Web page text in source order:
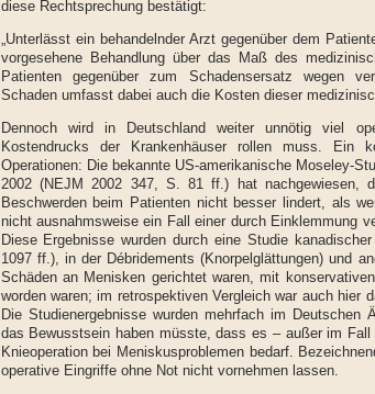
diese Rechtsprechung bestätigt:
„Unterlässt ein behandelnder Arzt gegenüber dem
vorgesehene Behandlung über das Maß des
Patienten gegenüber zum Schadensersatz wegen
Schaden umfasst dabei auch die Kosten dieser
Dennoch wird in Deutschland weiter unnötig viel
Kostendrucks der Krankenhäuser rollen muss. Ein
Operationen: Die bekannte US-amerikanische Moseley-
2002 (NEJM 2002 347, S. 81 ff.) hat nachgewiesen,
Beschwerden beim Patienten nicht besser lindert, als
nicht ausnahmsweise ein Fall einer durch Einklemmung
Diese Ergebnisse wurden durch eine Studie
1097 ff.), in der Débridements (Knorpelglättungen) und
Schäden an Menisken gerichtet waren, mit
worden waren; im retrospektiven Vergleich war auch hier
Die Studienergebnisse wurden mehrfach im
das Bewusstsein haben müsste, dass es – außer im
Knieoperation bei Meniskusproblemen bedarf.
operative Eingriffe ohne Not nicht vornehmen lassen.